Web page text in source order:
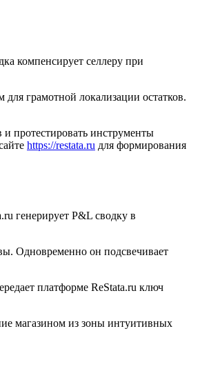
компенсирует селлеру при
грамотной локализации остатков.
протестировать инструменты
https://restata.ru для формирования
генерирует P&L сводку в
Одновременно он подсвечивает
платформе ReStata.ru ключ
магазином из зоны интуитивных